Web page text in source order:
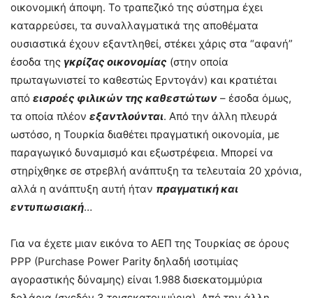
οικονομική άποψη. Το τραπεζικό της σύστημα έχει
καταρρεύσει, τα συναλλαγματικά της αποθέματα
ουσιαστικά έχουν εξαντληθεί, στέκει χάρις στα “αφανή”
έσοδα της γκρίζας οικονομίας (στην οποία
πρωταγωνιστεί το καθεστώς Ερντογάν) και κρατιέται
από εισροές φιλικών της καθεστώτων – έσοδα όμως,
τα οποία πλέον εξαντλούνται. Από την άλλη πλευρά
ωστόσο, η Τουρκία διαθέτει πραγματική οικονομία, με
παραγωγικό δυναμισμό και εξωστρέφεια. Μπορεί να
στηρίχθηκε σε στρεβλή ανάπτυξη τα τελευταία 20 χρόνια,
αλλά η ανάπτυξη αυτή ήταν πραγματική και
εντυπωσιακή…
Για να έχετε μιαν εικόνα το ΑΕΠ της Τουρκίας σε όρους
ΡΡΡ (Purchase Power Parity δηλαδή ισοτιμίας
αγοραστικής δύναμης) είναι 1.988 δισεκατομμύρια